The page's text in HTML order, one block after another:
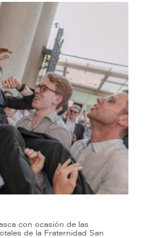
con ocasión de las
de la Fraternidad San